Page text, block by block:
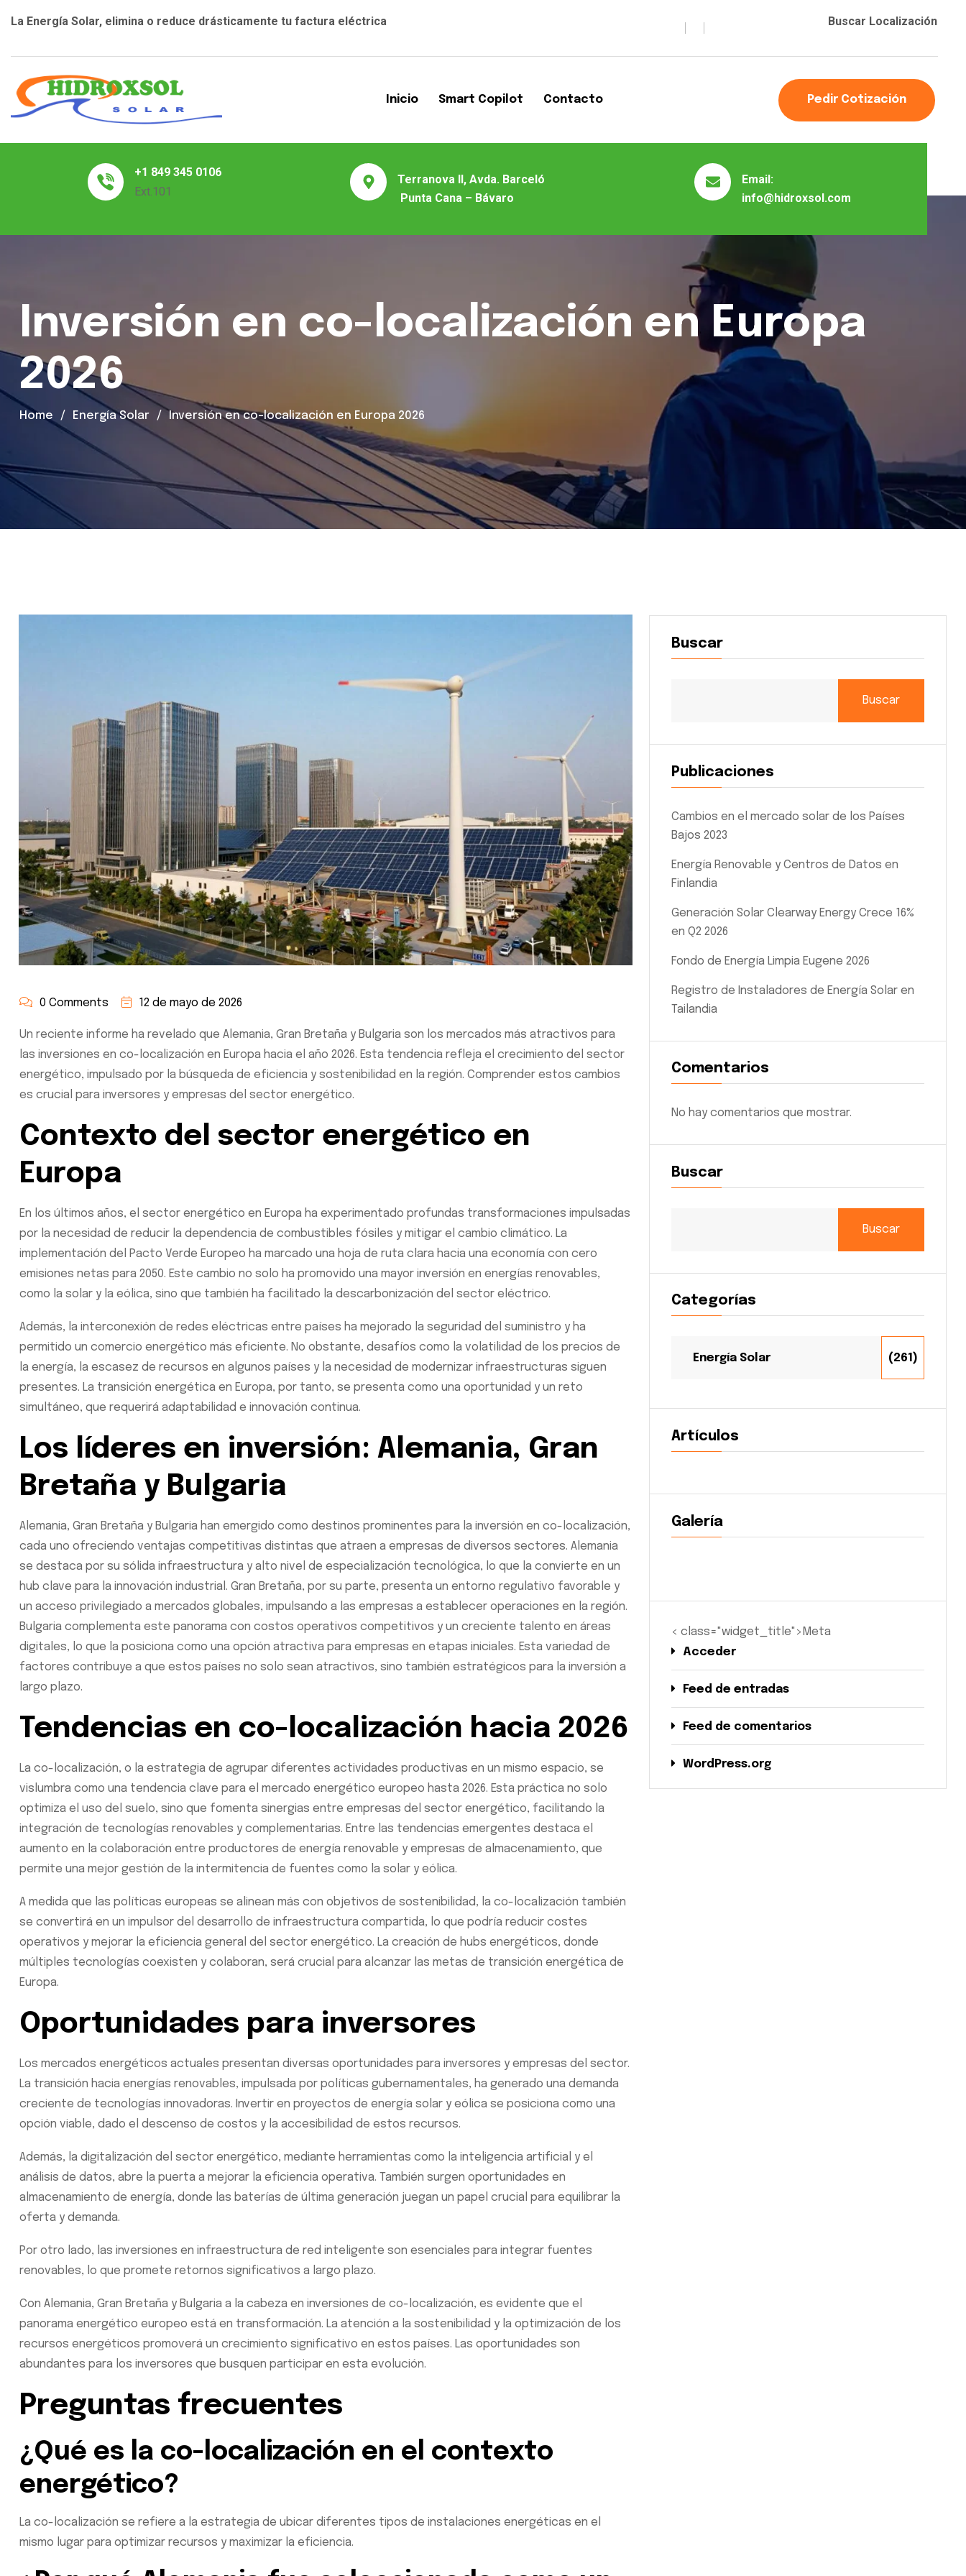
La Energía Solar, elimina o reduce drásticamente tu factura eléctrica Buscar Localización
Inicio Smart Copilot Contacto Pedir Cotización
+1 849 345 0106
Ext.101
Terranova II, Avda. Barceló
Punta Cana – Bávaro
Email:
info@hidroxsol.com
Inversión en co-localización en Europa
2026
Home Energía Solar Inversión en co-localización en Europa 2026
0 Comments 12 de mayo de 2026
Un reciente informe ha revelado que Alemania, Gran Bretaña y Bulgaria son los mercados más atractivos para
las inversiones en co-localización en Europa hacia el año 2026. Esta tendencia refleja el crecimiento del sector
energético, impulsado por la búsqueda de eficiencia y sostenibilidad en la región. Comprender estos cambios
es crucial para inversores y empresas del sector energético.
Contexto del sector energético en
Europa
En los últimos años, el sector energético en Europa ha experimentado profundas transformaciones impulsadas
por la necesidad de reducir la dependencia de combustibles fósiles y mitigar el cambio climático. La
implementación del Pacto Verde Europeo ha marcado una hoja de ruta clara hacia una economía con cero
emisiones netas para 2050. Este cambio no solo ha promovido una mayor inversión en energías renovables,
como la solar y la eólica, sino que también ha facilitado la descarbonización del sector eléctrico.
Además, la interconexión de redes eléctricas entre países ha mejorado la seguridad del suministro y ha
permitido un comercio energético más eficiente. No obstante, desafíos como la volatilidad de los precios de
la energía, la escasez de recursos en algunos países y la necesidad de modernizar infraestructuras siguen
presentes. La transición energética en Europa, por tanto, se presenta como una oportunidad y un reto
simultáneo, que requerirá adaptabilidad e innovación continua.
Los líderes en inversión: Alemania, Gran
Bretaña y Bulgaria
Alemania, Gran Bretaña y Bulgaria han emergido como destinos prominentes para la inversión en co-localización,
cada uno ofreciendo ventajas competitivas distintas que atraen a empresas de diversos sectores. Alemania
se destaca por su sólida infraestructura y alto nivel de especialización tecnológica, lo que la convierte en un
hub clave para la innovación industrial. Gran Bretaña, por su parte, presenta un entorno regulativo favorable y
un acceso privilegiado a mercados globales, impulsando a las empresas a establecer operaciones en la región.
Bulgaria complementa este panorama con costos operativos competitivos y un creciente talento en áreas
digitales, lo que la posiciona como una opción atractiva para empresas en etapas iniciales. Esta variedad de
factores contribuye a que estos países no solo sean atractivos, sino también estratégicos para la inversión a
largo plazo.
Tendencias en co-localización hacia 2026
La co-localización, o la estrategia de agrupar diferentes actividades productivas en un mismo espacio, se
vislumbra como una tendencia clave para el mercado energético europeo hasta 2026. Esta práctica no solo
optimiza el uso del suelo, sino que fomenta sinergias entre empresas del sector energético, facilitando la
integración de tecnologías renovables y complementarias. Entre las tendencias emergentes destaca el
aumento en la colaboración entre productores de energía renovable y empresas de almacenamiento, que
permite una mejor gestión de la intermitencia de fuentes como la solar y eólica.
A medida que las políticas europeas se alinean más con objetivos de sostenibilidad, la co-localización también
se convertirá en un impulsor del desarrollo de infraestructura compartida, lo que podría reducir costes
operativos y mejorar la eficiencia general del sector energético. La creación de hubs energéticos, donde
múltiples tecnologías coexisten y colaboran, será crucial para alcanzar las metas de transición energética de
Europa.
Oportunidades para inversores
Los mercados energéticos actuales presentan diversas oportunidades para inversores y empresas del sector.
La transición hacia energías renovables, impulsada por políticas gubernamentales, ha generado una demanda
creciente de tecnologías innovadoras. Invertir en proyectos de energía solar y eólica se posiciona como una
opción viable, dado el descenso de costos y la accesibilidad de estos recursos.
Además, la digitalización del sector energético, mediante herramientas como la inteligencia artificial y el
análisis de datos, abre la puerta a mejorar la eficiencia operativa. También surgen oportunidades en
almacenamiento de energía, donde las baterías de última generación juegan un papel crucial para equilibrar la
oferta y demanda.
Por otro lado, las inversiones en infraestructura de red inteligente son esenciales para integrar fuentes
renovables, lo que promete retornos significativos a largo plazo.
Con Alemania, Gran Bretaña y Bulgaria a la cabeza en inversiones de co-localización, es evidente que el
panorama energético europeo está en transformación. La atención a la sostenibilidad y la optimización de los
recursos energéticos promoverá un crecimiento significativo en estos países. Las oportunidades son
abundantes para los inversores que busquen participar en esta evolución.
Preguntas frecuentes
¿Qué es la co-localización en el contexto
energético?
La co-localización se refiere a la estrategia de ubicar diferentes tipos de instalaciones energéticas en el
mismo lugar para optimizar recursos y maximizar la eficiencia.
Buscar
Buscar
Publicaciones
Cambios en el mercado solar de los Países
Bajos 2023
Energía Renovable y Centros de Datos en
Finlandia
Generación Solar Clearway Energy Crece 16%
en Q2 2026
Fondo de Energía Limpia Eugene 2026
Registro de Instaladores de Energía Solar en
Tailandia
Comentarios
No hay comentarios que mostrar.
Buscar
Buscar
Categorías
Energía Solar (261)
Artículos
Galería
< class="widget_title">Meta
Acceder
Feed de entradas
Feed de comentarios
WordPress.org